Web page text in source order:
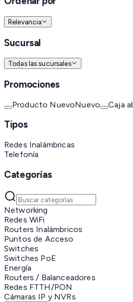
Relevancia
Sucursal
Todas las sucursales
Promociones
Producto NuevoNuevo Caja
Tipos
Redes Inalámbricas
Telefonía
Categorías
Networking
Redes WiFi
Routers Inalámbricos
Puntos de Acceso
Switches
Switches PoE
Energía
Routers / Balanceadores
Redes FTTH/PON
Cámaras IP y NVRs